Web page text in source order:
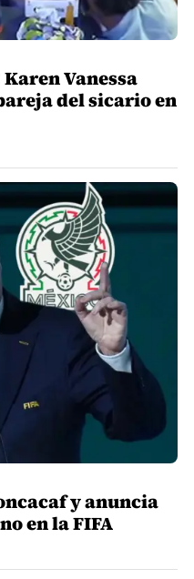
Vanessa
del sicario en
y anuncia
en la FIFA